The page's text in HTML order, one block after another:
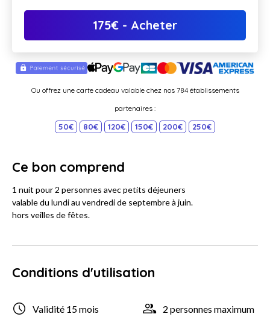
175€- Acheter
Ou offrez une carte cadeau valable chez nos 784 établissements
partenaires :
50€ 80€ 120€ 150€ 200€ 250€
Ce bon comprend
1 nuit pour 2 personnes avec petits déjeuners
valable du lundi au vendredi de septembre à juin.
hors veilles de fêtes.
Conditions d'utilisation
Validité 15 mois 2 personnes maximum